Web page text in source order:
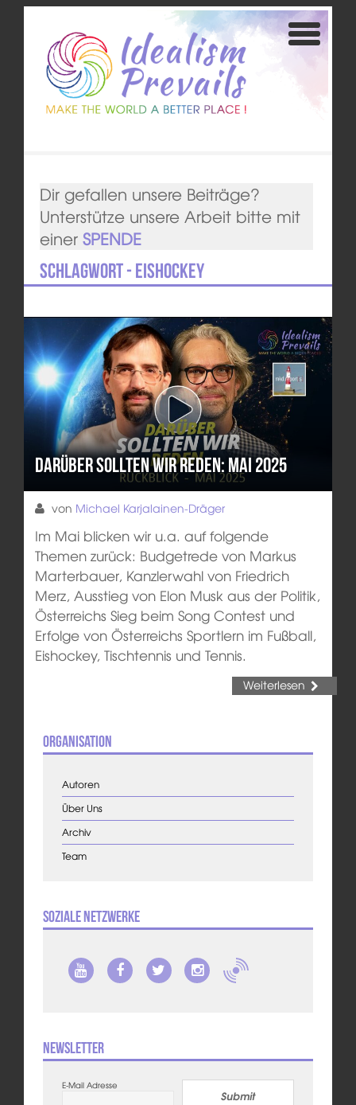
Dir gefallen unsere Beiträge?
Unterstütze unsere Arbeit bitte mit
einer SPENDE
Schlagwort - Eishockey
Darüber sollten wir reden: Mai 2025
von Michael Karjalainen-Dräger
Im Mai blicken wir u.a. auf folgende
Themen zurück: Budgetrede von Markus
Marterbauer, Kanzlerwahl von Friedrich
Merz, Ausstieg von Elon Musk aus der Politik,
Österreichs Sieg beim Song Contest und
Erfolge von Österreichs Sportlern im Fußball,
Eishockey, Tischtennis und Tennis.
Weiterlesen
Organisation
Autoren
Über Uns
Archiv
Team
Soziale Netzwerke
Newsletter
E-Mail Adresse
Submit